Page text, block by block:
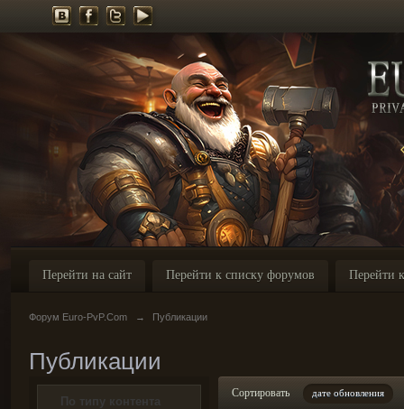
Перейти на сайт Перейти к списку форумов Перейти
Форум Euro-PvP.Com → Публикации
Публикации
По типу контента
Сортировать дате обновления